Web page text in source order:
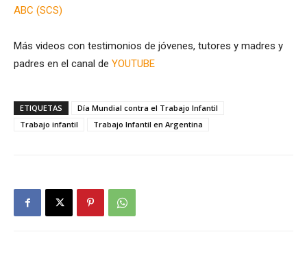
ABC (SCS)
Más videos con testimonios de jóvenes, tutores y madres y
padres en el canal de YOUTUBE
ETIQUETAS
Día Mundial contra el Trabajo Infantil
Trabajo infantil
Trabajo Infantil en Argentina